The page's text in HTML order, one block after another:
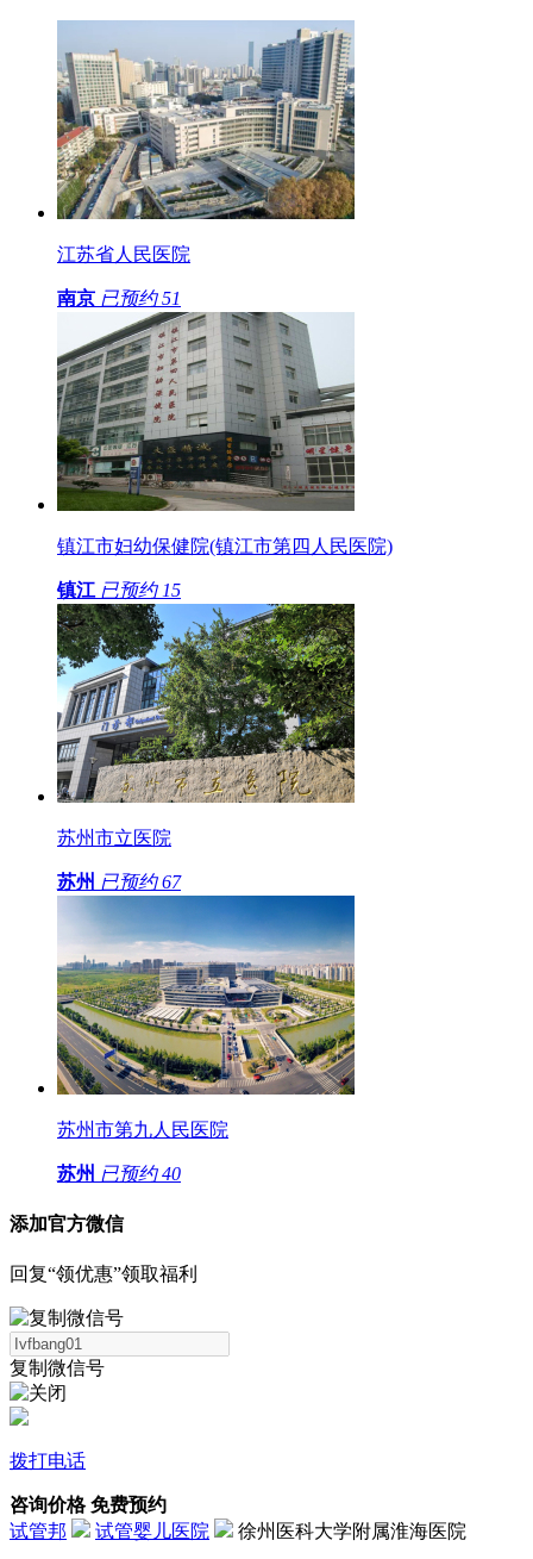
江苏省人民医院
南京 已预约 51
镇江市妇幼保健院(镇江市第四人民医院)
镇江 已预约 15
苏州市立医院
苏州 已预约 67
苏州市第九人民医院
苏州 已预约 40
添加官方微信
回复“领优惠”领取福利
复制微信号
拨打电话
咨询价格 免费预约
试管邦
试管婴儿医院 徐州医科大学附属淮海医院